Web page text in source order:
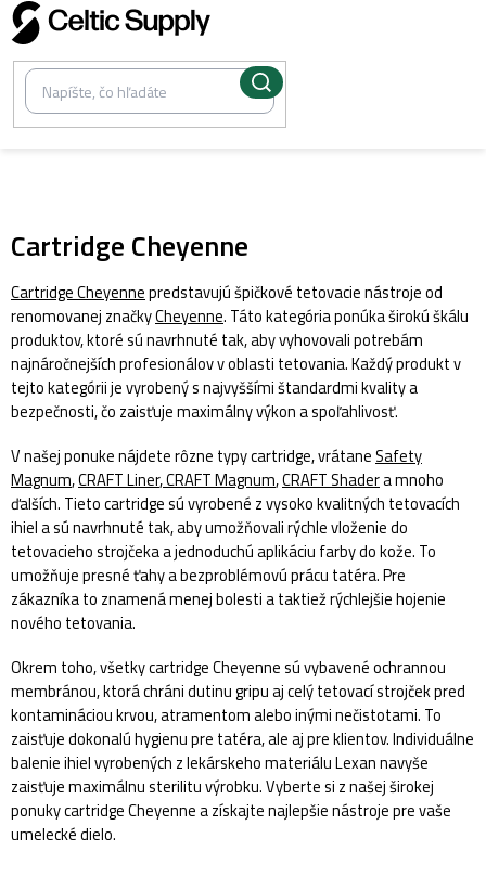
Prejsť
na
obsah
Cartridge Cheyenne
Cartridge Cheyennepredstavujú špičkové tetovacie nástroje od
renomovanej značkyCheyenne. Táto kategória ponúka širokú škálu
produktov, ktoré sú navrhnuté tak, aby vyhovovali potrebám
najnáročnejších profesionálov v oblasti tetovania. Každý produkt v
tejto kategórii je vyrobený s najvyššími štandardmi kvality a
bezpečnosti, čo zaisťuje maximálny výkon a spoľahlivosť.
V našej ponuke nájdete rôzne typy cartridge, vrátaneSafety
Magnum,CRAFT Liner,CRAFT Magnum,CRAFT Shadera mnoho
ďalších. Tieto cartridge sú vyrobené z vysoko kvalitných tetovacích
ihiel a sú navrhnuté tak, aby umožňovali rýchle vloženie do
tetovacieho strojčeka a jednoduchú aplikáciu farby do kože. To
umožňuje presné ťahy a bezproblémovú prácu tatéra. Pre
zákazníka to znamená menej bolesti a taktiež rýchlejšie hojenie
nového tetovania.
Okrem toho, všetky cartridge Cheyenne sú vybavené ochrannou
membránou, ktorá chráni dutinu gripu aj celý tetovací strojček pred
kontamináciou krvou, atramentom alebo inými nečistotami. To
zaisťuje dokonalú hygienu pre tatéra, ale aj pre klientov. Individuálne
balenie ihiel vyrobených z lekárskeho materiálu Lexan navyše
zaisťuje maximálnu sterilitu výrobku. Vyberte si z našej širokej
ponuky cartridge Cheyenne a získajte najlepšie nástroje pre vaše
umelecké dielo.